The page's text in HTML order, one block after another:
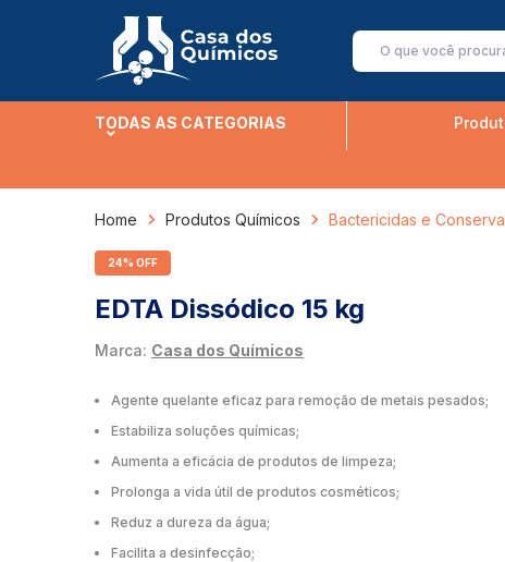
TODAS AS CATEGORIAS
Home Produtos Químicos Bactericidas e
24% OFF
EDTA Dissódico 15 kg
Marca: Casa dos Químicos
Agente quelante eficaz para remoção de metais pesados;
Estabiliza soluções químicas;
Aumenta a eficácia de produtos de limpeza;
Prolonga a vida útil de produtos cosméticos;
Reduz a dureza da água;
Facilita a desinfecção;